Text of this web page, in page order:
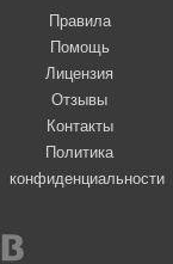
Правила
Помощь
Лицензия
Отзывы
Контакты
Политика
конфиденциальности